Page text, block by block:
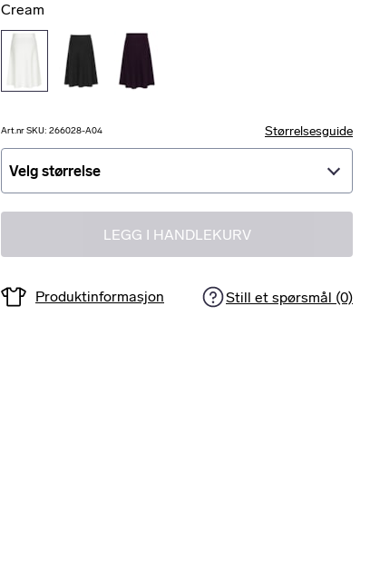
Cream
Art.nr SKU: 266028-A04 Størrelsesguide
Velg størrelse
LEGG I HANDLEKURV
Produktinformasjon Still et spørsmål (0)